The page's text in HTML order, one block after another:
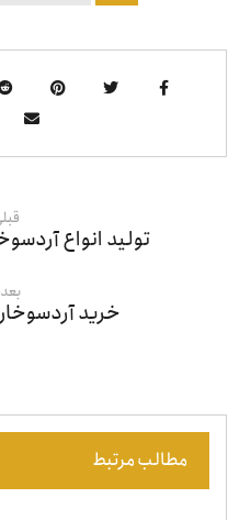
تولید انواع
خرید
مطالب مرتبط